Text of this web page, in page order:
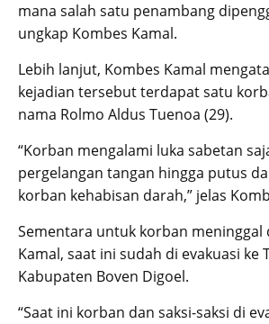
mana salah satu penambang
ungkap Kombes Kamal.
Lebih lanjut, Kombes Kamal
kejadian tersebut terdapat satu
nama Rolmo Aldus Tuenoa (29).
“Korban mengalami luka sabetan
pergelangan tangan hingga putus
korban kehabisan darah,” jelas
Sementara untuk korban meninggal
Kamal, saat ini sudah di evakuasi ke
Kabupaten Boven Digoel.
“Saat ini korban dan saksi-saksi di